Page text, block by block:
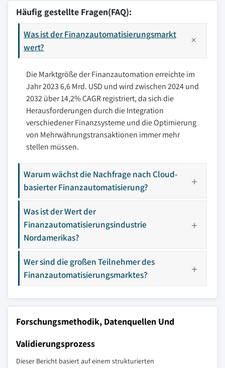
Häufig gestellte Fragen(FAQ):
Was ist der Finanzautomatisierungsmarkt
wert?
Die Marktgröße der Finanzautomation erreichte im
Jahr 2023 6,6 Mrd. USD und wird zwischen 2024 und
2032 über 14,2% CAGR registriert, da sich die
Herausforderungen durch die Integration
verschiedener Finanzsysteme und die Optimierung
von Mehrwährungstransaktionen immer mehr
stellen müssen.
Warum wächst die Nachfrage nach Cloud-
basierter Finanzautomatisierung?
Was ist der Wert der
Finanzautomatisierungsindustrie
Nordamerikas?
Wer sind die großen Teilnehmer des
Finanzautomatisierungsmarktes?
Forschungsmethodik, Datenquellen Und
Validierungsprozess
Dieser Bericht basiert auf einem strukturierten